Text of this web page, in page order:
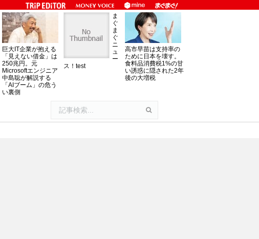
巨大IT企業が抱える
「見えない借金」は
250兆円。元
Microsoftエンジニア
中島聡が解説する
「AIブーム」の危う
い裏側
ま
ぐ
ま
ぐ
ニ
ュ
ー
ス！test
高市早苗は支持率の
ために日本を壊す。
食料品消費税1%の甘
い誘惑に隠された2年
後の大増税